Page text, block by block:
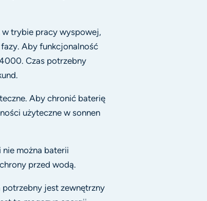
trybie pracy wyspowej,
Aby funkcjonalność
Czas potrzebny
Aby chronić baterię
użyteczne w sonnen
można baterii
przed wodą.
jest zewnętrzny